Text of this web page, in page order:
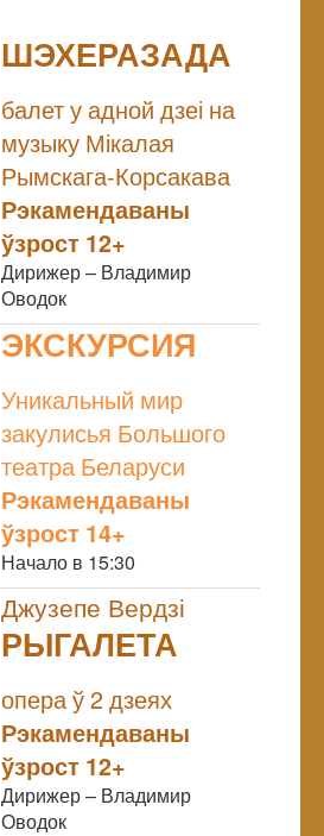
ШЭХЕРАЗАДА
балет у адной дзеі на
музыку Мікалая
Рымскага-Корсакава
Рэкамендаваны
ўзрост 12+
Дирижер – Владимир
Оводок
ЭКСКУРСИЯ
Уникальный мир
закулисья Большого
театра Беларуси
Рэкамендаваны
ўзрост 14+
Начало в 15:30
Джузепе Вердзі
РЫГАЛЕТА
опера ў 2 дзеях
Рэкамендаваны
ўзрост 12+
Дирижер – Владимир
Оводок